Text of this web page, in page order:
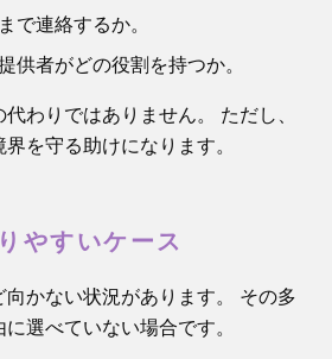
で連絡するか。
供者がどの役割を持つか。
わりではありません。 ただし、
を守る助けになります。
やすいケース
向かない状況があります。 その多
選べていない場合です。